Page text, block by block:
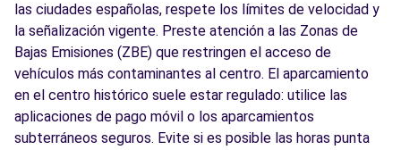
las ciudades españolas, respete los límites de velocidad y
la señalización vigente. Preste atención a las Zonas de
Bajas Emisiones (ZBE) que restringen el acceso de
vehículos más contaminantes al centro. El aparcamiento
en el centro histórico suele estar regulado: utilice las
aplicaciones de pago móvil o los aparcamientos
subterráneos seguros. Evite si es posible las horas punta